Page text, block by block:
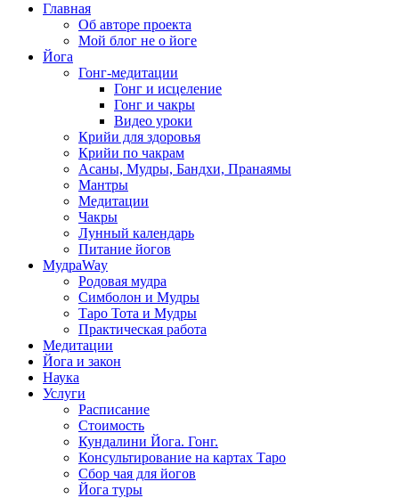
Главная
Об авторе проекта
Мой блог не о йоге
Йога
Гонг-медитации
Гонг и исцеление
Гонг и чакры
Видео уроки
Крийи для здоровья
Крийи по чакрам
Асаны, Мудры, Бандхи, Пранаямы
Мантры
Медитации
Чакры
Лунный календарь
Питание йогов
МудраWay
Родовая мудра
Симболон и Мудры
Таро Тота и Мудры
Практическая работа
Медитации
Йога и закон
Наука
Услуги
Расписание
Стоимость
Кундалини Йога. Гонг.
Консультирование на картах Таро
Сбор чая для йогов
Йога туры